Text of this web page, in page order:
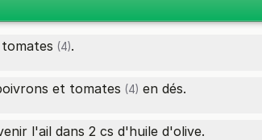
tomates (4).
et tomates (4) en dés.
l'ail dans 2 cs d'huile d'olive.